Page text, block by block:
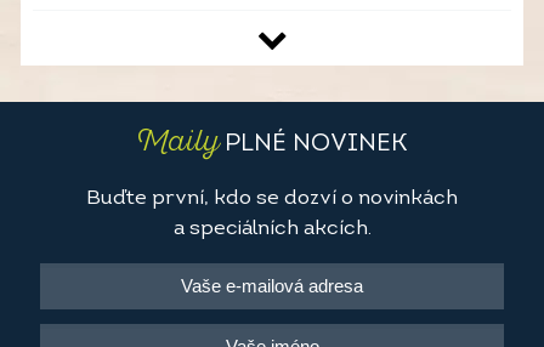
MailyPLNÉ NOVINEK
Buďte první, kdo se dozví o novinkách
a speciálních akcích.